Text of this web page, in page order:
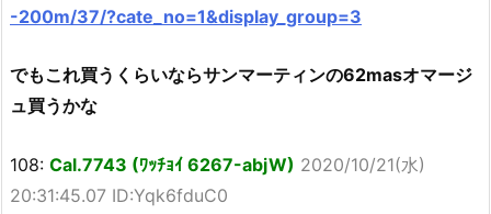
-200m/37/?cate_no=1&display_group=3
でもこれ買うくらいならサンマーティンの62masオマージ
ュ買うかな
108: Cal.7743 (ﾜｯﾁｮｲ 6267-abjW) 2020/10/21(水)
20:31:45.07 ID:Yqk6fduC0